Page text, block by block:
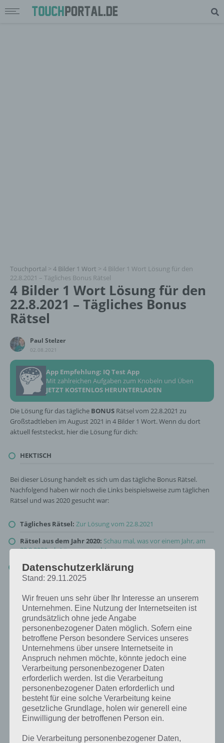
Touchportal > 4 Bilder 1 Wort > 4 Bilder 1 Wort Lösung für den
22.8.2021 – Tägliches Bonus Rätsel
4 Bilder 1 Wort Lösung für den
22.8.2021 – Tägliches Bonus
Rätsel
Paul Stelzer
02.08.2021
App Empfehlung: IQ Test App
Mit zahlreichen Aufgaben zum Knobeln und Üben
JETZT KOSTENLOS HERUNTERLADEN
Die Lösung für das tägliche BONUS Rätsel vom 22.8.2021 zu
Großstadtleben im August 2021 in 4 Bilder 1 Wort. Wenn du dort
aktuell feststeckst, hier die Lösung für dich:
HEKTISCH
Bei dieser Lösung handelt es sich um das tägliche Bonus Rätsel.
Nachfolgend haben wir noch die Links beispielsweise zum täglichen
Rätsel und was 2020 gesucht war:
Tägliches Rätsel: Zur Lösung vom 22.8.2021
Rätsel aus dem Jahr 2020: Schau mal, was vor einem Jahr, am
22.8.2020, als Lösung gesucht war
Zur Übersicht :4 Bilder 1 Wort Lösungen zu Großstadtleben im
August 2021
Datenschutzerklärung
Stand: 29.11.2025
Wir freuen uns sehr über Ihr Interesse an unserem
Unternehmen. Eine Nutzung der Internetseiten ist
grundsätzlich ohne jede Angabe
personenbezogener Daten möglich. Sofern eine
betroffene Person besondere Services unseres
Unternehmens über unsere Internetseite in
Anspruch nehmen möchte, könnte jedoch eine
Verarbeitung personenbezogener Daten
erforderlich werden. Ist die Verarbeitung
personenbezogener Daten erforderlich und
besteht für eine solche Verarbeitung keine
gesetzliche Grundlage, holen wir generell eine
Einwilligung der betroffenen Person ein.
Die Verarbeitung personenbezogener Daten,